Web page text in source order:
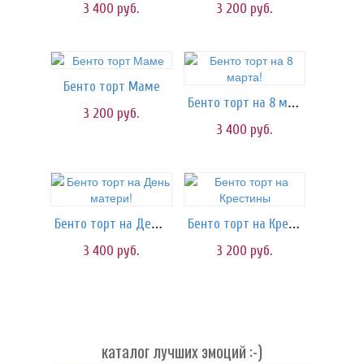
3 400 руб.
3 200 руб.
Бенто торт Маме
3 200 руб.
Бенто торт на 8 марта!
3 400 руб.
Бенто торт на День матери!
3 400 руб.
Бенто торт на Крестины
3 200 руб.
каталог лучших эмоций :-)